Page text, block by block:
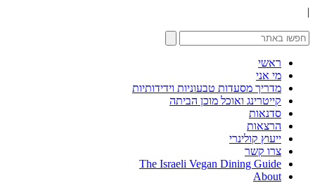
|
ראשי
מי אני
מדריך מסעדות טבעוניות וידידותיות
קייטרינג ואוכל מוכן הביתה
סדנאות
הרצאות
ייעוץ קולינרי
צרו קשר
The Israeli Vegan Dining Guide
About